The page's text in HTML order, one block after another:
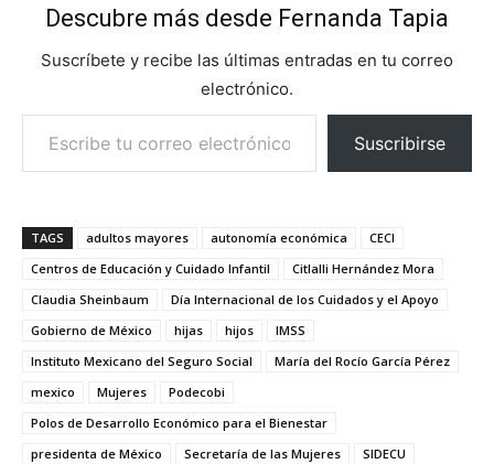
Descubre más desde Fernanda Tapia
Suscríbete y recibe las últimas entradas en tu correo
electrónico.
Escribe tu correo electrónico…
Suscribirse
TAGS adultos mayores autonomía económica
CECI
Centros de Educación y Cuidado Infantil
Citlalli Hernández Mora
Claudia Sheinbaum
Día Internacional de los Cuidados y el Apoyo
Gobierno de México
hijas hijos
IMSS
Instituto Mexicano del Seguro Social
María del Rocío García Pérez
mexico
Mujeres
Podecobi
Polos de Desarrollo Económico para el Bienestar
presidenta de México
Secretaría de las Mujeres
SIDECU